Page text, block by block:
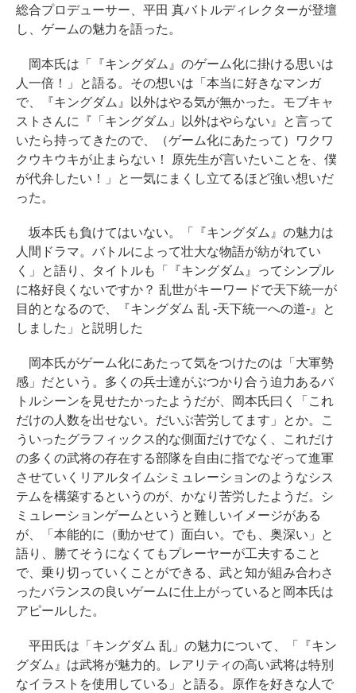
総合プロデューサー、平田 真バトルディレクターが登壇
し、ゲームの魅力を語った。
岡本氏は「『キングダム』のゲーム化に掛ける思いは
人一倍！」と語る。その想いは「本当に好きなマンガ
で、『キングダム』以外はやる気が無かった。モブキャ
ストさんに『「キングダム」以外はやらない』と言って
いたら持ってきたので、（ゲーム化にあたって）ワクワ
クウキウキが止まらない！ 原先生が言いたいことを、僕
が代弁したい！」と一気にまくし立てるほど強い想いだ
った。
坂本氏も負けてはいない。「『キングダム』の魅力は
人間ドラマ。バトルによって壮大な物語が紡がれてい
く」と語り、タイトルも「『キングダム』ってシンプル
に格好良くないですか？ 乱世がキーワードで天下統一が
目的となるので、『キングダム 乱 -天下統一への道-』と
しました」と説明した
岡本氏がゲーム化にあたって気をつけたのは「大軍勢
感」だという。多くの兵士達がぶつかり合う迫力あるバ
トルシーンを見せたかったようだが、岡本氏曰く「これ
だけの人数を出せない。だいぶ苦労してます」とか。こ
ういったグラフィックス的な側面だけでなく、これだけ
の多くの武将の存在する部隊を自由に指でなぞって進軍
させていくリアルタイムシミュレーションのようなシス
テムを構築するというのが、かなり苦労したようだ。シ
ミュレーションゲームというと難しいイメージがある
が、「本能的に（動かせて）面白い。でも、奥深い」と
語り、勝てそうになくてもプレーヤーが工夫すること
で、乗り切っていくことができる、武と知が組み合わさ
ったバランスの良いゲームに仕上がっていると岡本氏は
アピールした。
平田氏は「キングダム 乱」の魅力について、「『キン
グダム』は武将が魅力的。レアリティの高い武将は特別
なイラストを使用している」と語る。原作を好きな人で